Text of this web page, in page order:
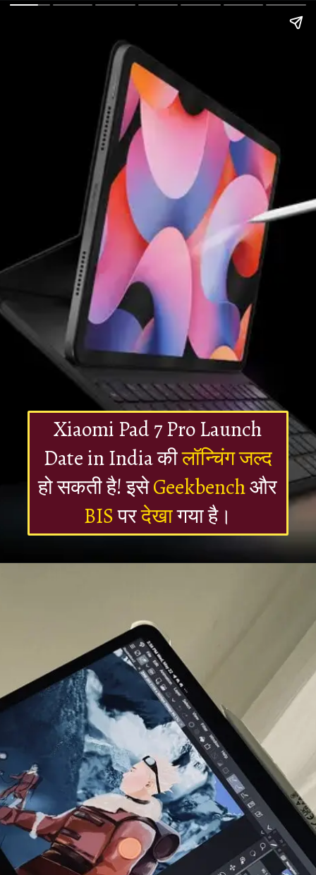
Xiaomi Pad 7 Pro Launch
Date in India कीलॉन्चिंग जल्द
हो सकती है! इसेGeekbenchऔर
BISपरदेखागया है।